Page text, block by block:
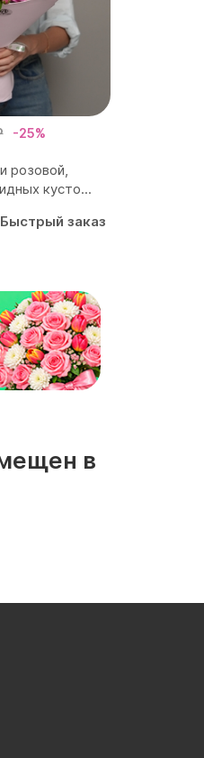
-25%
розовой,
кусто...
Быстрый заказ
в